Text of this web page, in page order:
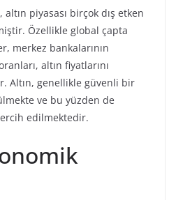
piyasası birçok dış etken
Özellikle global çapta
merkez bankalarının
altın fiyatlarını
Altın, genellikle güvenli bir
ve bu yüzden de
edilmektedir.